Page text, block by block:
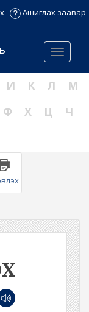
Ашиглах заавар
Menu
И К Л
М
Ф Х Ц
Ч